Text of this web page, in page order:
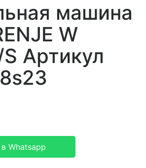
машина
W
Артикул
Whatsapp